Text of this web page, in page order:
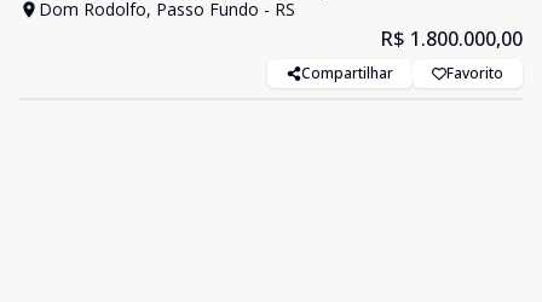
Dom Rodolfo, Passo Fundo - RS
R$ 1.800.000,00
Compartilhar Favorito